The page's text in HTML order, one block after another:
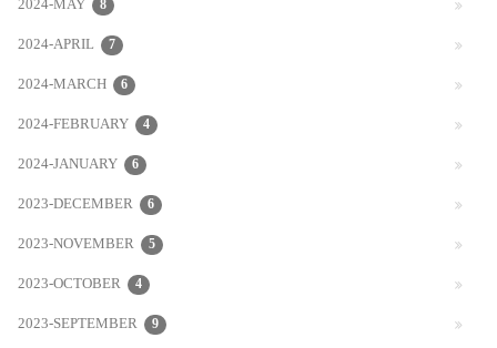
2024-APRIL 7
2024-MARCH 6
2024-FEBRUARY 4
2024-JANUARY 6
2023-DECEMBER 6
2023-NOVEMBER 5
2023-OCTOBER 4
2023-SEPTEMBER 9